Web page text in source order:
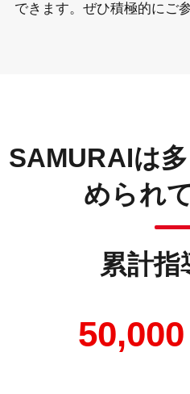
できます。ぜひ積極的にご
SAMURAIは
められ
累計指
50,000